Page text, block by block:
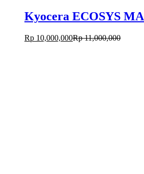
Kyocera ECOSYS
Rp 10,000,000Rp11,000,000